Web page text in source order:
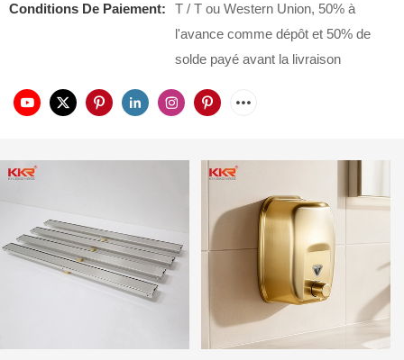
Conditions De Paiement:
T / T ou Western Union, 50% à
l'avance comme dépôt et 50% de
solde payé avant la livraison